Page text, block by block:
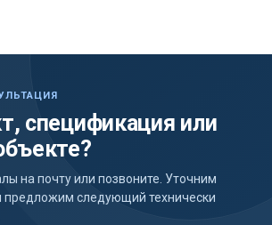
спецификация или
на почту или позвоните. Уточним
предложим следующий технически